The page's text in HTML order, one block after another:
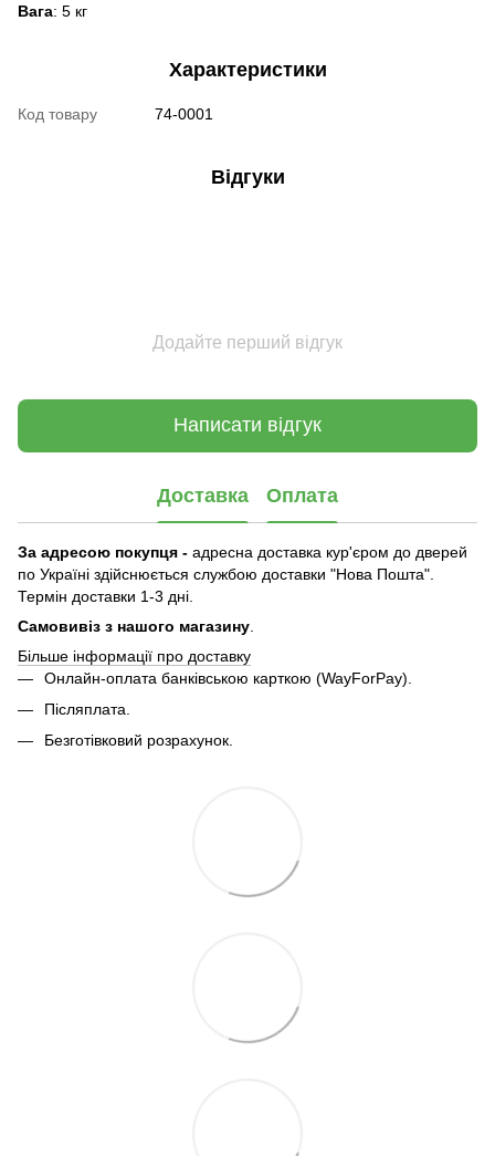
Вага: 5 кг
Характеристики
Код товару 74-0001
Відгуки
Додайте перший відгук
Написати відгук
Доставка Оплата
За адресою покупця - адресна доставка кур'єром до дверей
по Україні здійснюється службою доставки "Нова Пошта".
Термін доставки 1-3 дні.
Самовивіз з нашого магазину
Більше інформації про доставку
Онлайн-оплата банківською карткою (WayForPay).
Післяплата.
Безготівковий розрахунок.